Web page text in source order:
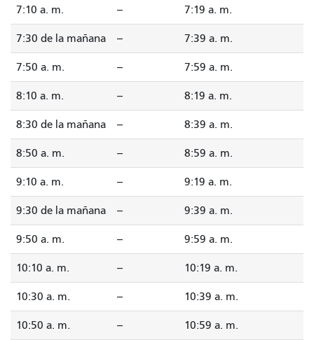
7:10 a. m. -- 7:19 a. m.
7:30 de la mañana -- 7:39 a. m.
7:50 a. m. -- 7:59 a. m.
8:10 a. m. -- 8:19 a. m.
8:30 de la mañana -- 8:39 a. m.
8:50 a. m. -- 8:59 a. m.
9:10 a. m. -- 9:19 a. m.
9:30 de la mañana -- 9:39 a. m.
9:50 a. m. -- 9:59 a. m.
10:10 a. m. -- 10:19 a. m.
10:30 a. m. -- 10:39 a. m.
10:50 a. m. -- 10:59 a. m.